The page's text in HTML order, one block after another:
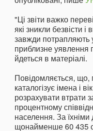
"Ці звіти важко
які зникли безвісти
завжди потрапляють
приблизне уявлення
йдеться в матеріалі.
Повідомляється, що,
каталогізує імена і
розрахувати втрати
процентному
населення. За
щонайменше 60 435